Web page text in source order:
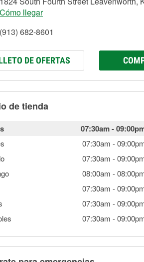
Cómo llegar
(913) 682-8601
DE OFERTAS
de tienda
07:30am-
07:30am -
07:30am -
08:00am -
07:30am -
07:30am -
07:30am -